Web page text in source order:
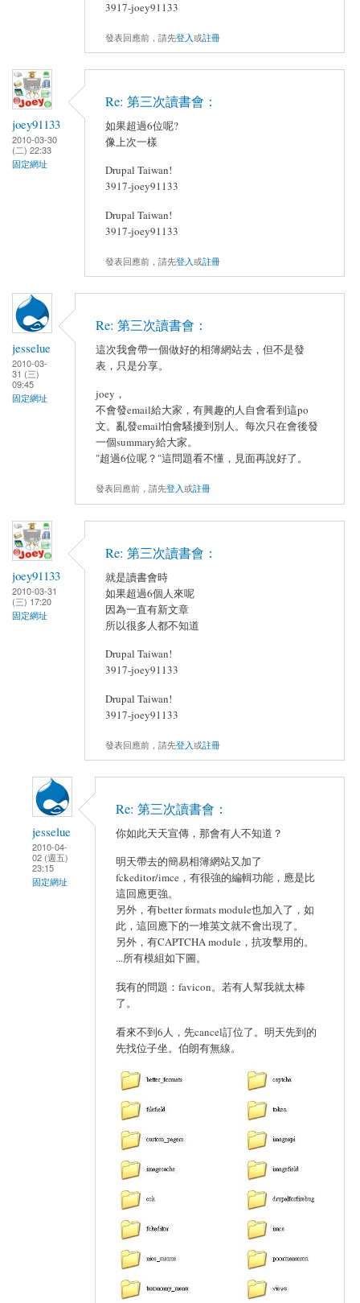
3917-joey91133
發表回應前，請先登入或註冊
joey91133
2010-03-30
(二) 22:33
固定網址
Re: 第三次讀書會：
如果超過6位呢?
像上次一樣
Drupal Taiwan!
3917-joey91133
Drupal Taiwan!
3917-joey91133
發表回應前，請先登入或註冊
jesselue
2010-03-
31 (三)
09:45
固定網址
Re: 第三次讀書會：
這次我會帶一個做好的相簿網站去，但不是發
表，只是分享。
joey，
不會發email給大家，有興趣的人自會看到這po
文。亂發email怕會騷擾到別人。每次只在會後發
一個summary給大家。
"超過6位呢？"這問題看不懂，見面再說好了。
發表回應前，請先登入或註冊
joey91133
2010-03-31
(三) 17:20
固定網址
Re: 第三次讀書會：
就是讀書會時
如果超過6個人來呢
因為一直有新文章
所以很多人都不知道
Drupal Taiwan!
3917-joey91133
Drupal Taiwan!
3917-joey91133
發表回應前，請先登入或註冊
jesselue
2010-04-
02 (週五)
23:15
固定網址
Re: 第三次讀書會：
你如此天天宣傳，那會有人不知道？
明天帶去的簡易相簿網站又加了
fckeditor/imce，有很強的編輯功能，應是比
這回應更強。
另外，有better formats module也加入了，如
此，這回應下的一堆英文就不會出現了。
另外，有CAPTCHA module，抗攻擊用的。
...所有模組如下圖。
我有的問題：favicon。若有人幫我就太棒
了。
看來不到6人，先cancel訂位了。明天先到的
先找位子坐。伯朗有無線。